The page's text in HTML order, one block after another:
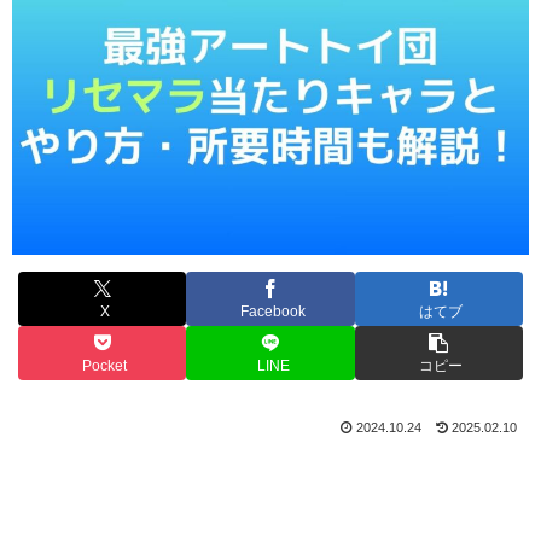
X Facebook はてブ
Pocket LINE コピー
2024.10.24 2025.02.10